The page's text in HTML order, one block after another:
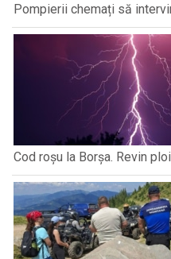
Pompierii chemați să
Cod roșu la Borșa. Revin